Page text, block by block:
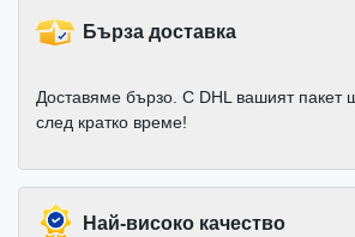
Бърза доставка
Доставяме бързо. С DHL вашият пакет
след кратко време!
Най-високо качество